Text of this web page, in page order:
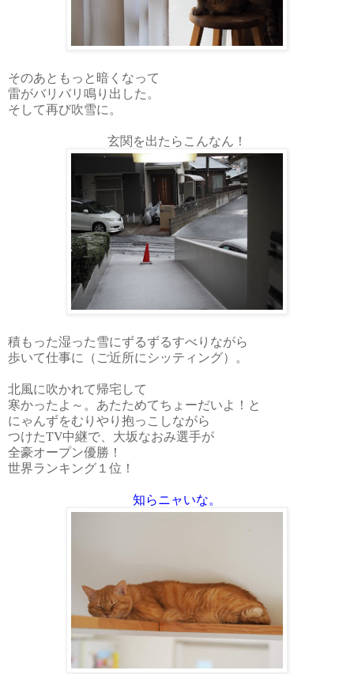
そのあともっと暗くなって
雷がバリバリ鳴り出した。
そして再び吹雪に。
玄関を出たらこんなん！
積もった湿った雪にずるずるすべりながら
歩いて仕事に（ご近所にシッティング）。
北風に吹かれて帰宅して
寒かったよ～。あたためてちょーだいよ！と
にゃんずをむりやり抱っこしながら
つけたTV中継で、大坂なおみ選手が
全豪オープン優勝！
世界ランキング１位！
知らニャいな。